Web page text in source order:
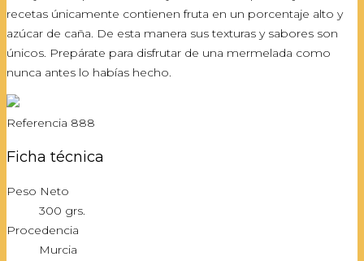
recetas únicamente contienen fruta en un porcentaje alto y
azúcar de caña. De esta manera sus texturas y sabores son
únicos. Prepárate para disfrutar de una mermelada como
nunca antes lo habías hecho.
Referencia 888
Ficha técnica
Peso Neto
300 grs.
Procedencia
Murcia